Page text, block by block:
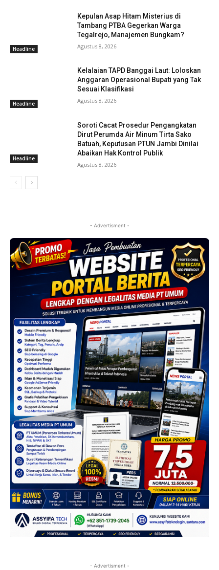
Headline
Kepulan Asap Hitam Misterius di
Tambang PTBA Gegerkan Warga
Tegalrejo, Manajemen Bungkam?
Agustus 8, 2026
Headline
Kelalaian TAPD Banggai Laut: Loloskan
Anggaran Operasional Bupati yang Tak
Sesuai Klasifikasi
Agustus 8, 2026
Headline
Soroti Cacat Prosedur Pengangkatan
Dirut Perumda Air Minum Tirta Sako
Batuah, Keputusan PTUN Jambi Dinilai
Abaikan Hak Kontrol Publik
Agustus 8, 2026
- Advertisment -
- Advertisment -